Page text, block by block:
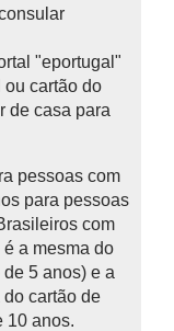
"eportugal"
cartão do
de casa para
pessoas com
para pessoas
com
a mesma do
5 anos) e a
cartão de
10 anos.